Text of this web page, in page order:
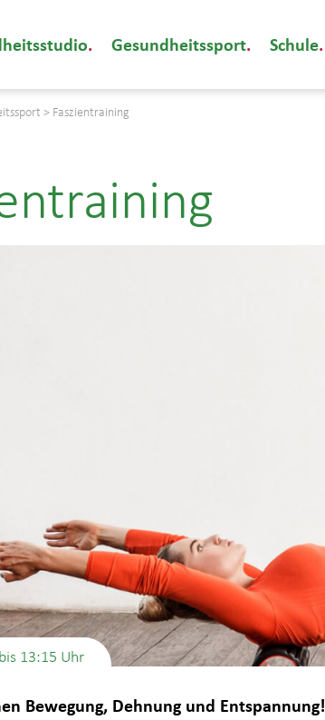
Gesundheitssport Schule
> Faszientraining
bis 13:15
Bewegung, Dehnung und Entspannung!